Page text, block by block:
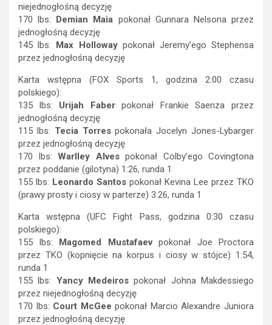
niejednogłośną decyzję
170 lbs: Demian Maia pokonał Gunnara Nelsona przez
jednogłośną decyzję
145 lbs: Max Hollowaypokonał Jeremy’ego Stephensa
przez jednogłośną decyzję
Karta wstępna (FOX Sports 1, godzina 2:00 czasu
polskiego):
135 lbs: Urijah Faberpokonał Frankie Saenza przez
jednogłośną decyzję
115 lbs: Tecia Torrespokonała Jocelyn Jones-Lybarger
przez jednogłośną decyzję
170 lbs: Warlley Alvespokonał Colby’ego Covingtona
przez poddanie (gilotyna) 1:26, runda 1
155 lbs: Leonardo Santos pokonał Kevina Lee przez TKO
(prawy prosty i ciosy w parterze) 3:26, runda 1
Karta wstępna (UFC Fight Pass, godzina 0:30 czasu
polskiego):
155 lbs: Magomed Mustafaevpokonał Joe Proctora
przez TKO (kopnięcie na korpus i ciosy w stójce) 1:54,
runda 1
155 lbs: Yancy Medeiros pokonał Johna Makdessiego
przez niejednogłośną decyzję
170 lbs: Court McGee pokonał Marcio Alexandre Juniora
przez jednogłośną decyzję